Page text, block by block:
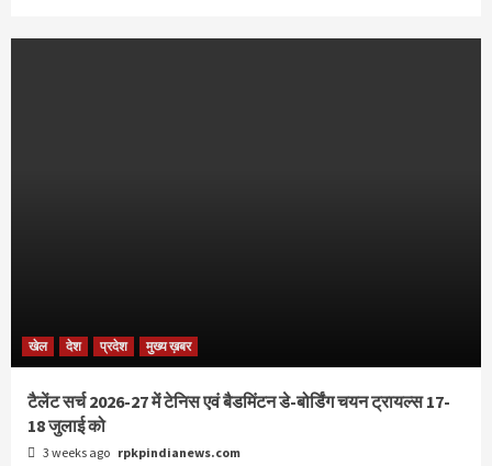
खेल देश प्रदेश मुख्य ख़बर
टैलेंट सर्च 2026-27 में टेनिस एवं बैडमिंटन डे-बोर्डिंग चयन ट्रायल्स 17-
18 जुलाई को
3 weeks ago rpkpindianews.com